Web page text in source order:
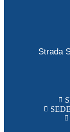
Strada